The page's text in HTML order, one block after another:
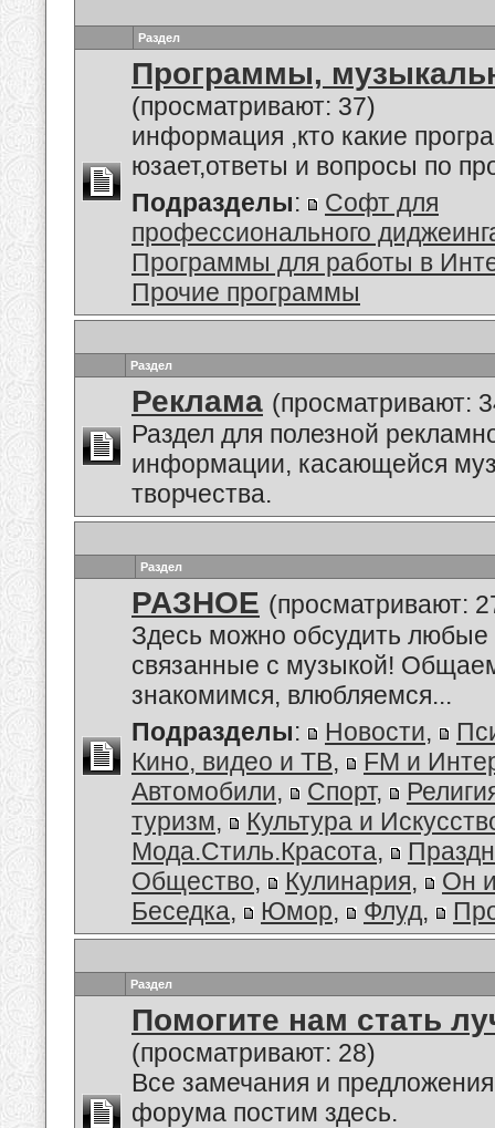
Раздел
Программы,
(просматривают: 37)
информация ,кто какие
юзает,ответы и вопросы по
Подразделы:
Софт для
профессионального
Программы для работы в
Прочие программы
Раздел
Реклама (просматривают:
Раздел для полезной
информации, касающейся
творчества.
Раздел
РАЗНОЕ (просматривают:
Здесь можно обсудить
связанные с музыкой!
знакомимся, влюбляемся...
Подразделы: Новости,
Кино, видео и ТВ,
FM и
Автомобили, Спорт,
туризм,
Культура и
Мода.Стиль.Красота,
Общество, Кулинария,
Он
Беседка, Юмор, Флуд,
Раздел
Помогите нам стать
(просматривают: 28)
Все замечания и
форума постим здесь.